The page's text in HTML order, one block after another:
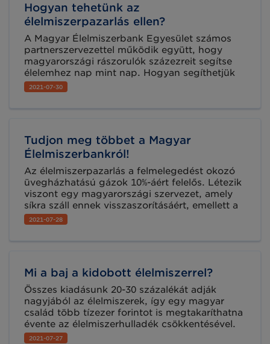
Hogyan tehetünk az
élelmiszerpazarlás ellen?
A Magyar Élelmiszerbank Egyesület számos
partnerszervezettel működik együtt, hogy
magyarországi rászorulók százezreit segítse
élelemhez nap mint nap. Hogyan segíthetjük
munkájukat akár gyártóként, akár
magánemberként? Nagygyörgy Andrással, a
támogatói lehetőségekről szól. Az első rész itt
olvasható.
2021-07-30
Tudjon meg többet a Magyar
Élelmiszerbankról!
Az élelmiszerpazarlás a felmelegedést okozó
üvegházhatású gázok 10%-áért felelős. Létezik
viszont egy magyarországi szervezet, amely
síkra száll ennek visszaszorításáért, emellett a
hazánkban élő éhezőknek is segít. Mi történik
a feleslegessé vált élelmiszerekkel, használnak-
Andrással, a Magyar Élelmiszerbank Egyesület
külső kapcsolatok igazgatójával beszélgettünk
mindezekről. (1. rész)
2021-07-28
Mi a baj a kidobott élelmiszerrel?
Összes kiadásunk 20-30 százalékát adják
nagyjából az élelmiszerek, így egy magyar
család több tízezer forintot is megtakaríthatna
évente az élelmiszerhulladék csökkentésével.
Amit a kidobott élelmiszerre költöttünk,
2021-07-27